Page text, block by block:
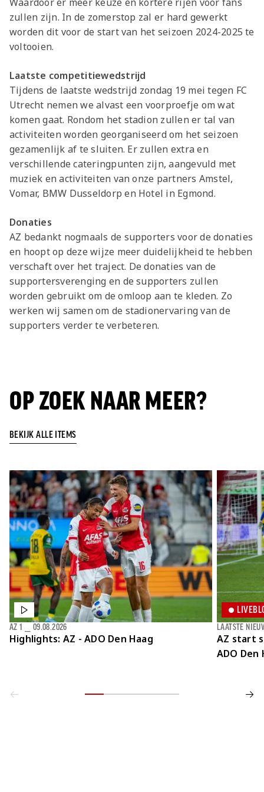
zullen zijn. In de zomerstop zal er hard gewerkt
worden dit voor de start van het seizoen 2024-2025 te
voltooien.
Laatste competitiewedstrijd
Tijdens de laatste wedstrijd zondag 19 mei tegen FC
Utrecht nemen we alvast een voorproefje om wat
komen gaat. Rondom het stadion zullen er tal van
activiteiten worden georganiseerd om het seizoen
gezamenlijk af te sluiten. Er zullen extra en
verschillende cateringpunten zijn, aangevuld met
muziek en activiteiten van onze partners Amstel,
Vomar, BMW Dusseldorp en Hotel in Egmond.
Donaties
AZ bedankt nogmaals de supporters voor de donaties
en hoopt op deze wijze meer duidelijkheid te hebben
verschaft over het traject. De donaties van de
supportersverenging en de supporters zullen
worden gebruikt om de omloop aan te kleden. Zo
werken wij samen om de stadionervaring van de
supporters verder te verbeteren.
OP ZOEK NAAR MEER?
BEKIJK ALLE ITEMS
Highlights: AZ - ADO Den Haag
AZ 1 09.08.2026
AZ start
ADO Den
LAATSTE